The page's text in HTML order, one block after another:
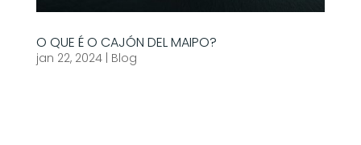
O QUE É O CAJÓN DEL MAIPO?
jan 22, 2024| Blog